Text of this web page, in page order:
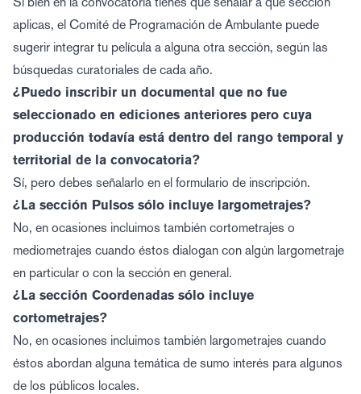
aplicas, el Comité de Programación de Ambulante puede
sugerir integrar tu película a alguna otra sección, según las
búsquedas curatoriales de cada año.
¿Puedo inscribir un documental que no fue
seleccionado en ediciones anteriores pero cuya
producción todavía está dentro del rango temporal y
territorial de la convocatoria?
Sí, pero debes señalarlo en el formulario de inscripción.
¿La sección Pulsos sólo incluye largometrajes?
No, en ocasiones incluimos también cortometrajes o
mediometrajes cuando éstos dialogan con algún largometraje
en particular o con la sección en general.
¿La sección Coordenadas sólo incluye
cortometrajes?
No, en ocasiones incluimos también largometrajes cuando
éstos abordan alguna temática de sumo interés para algunos
de los públicos locales.